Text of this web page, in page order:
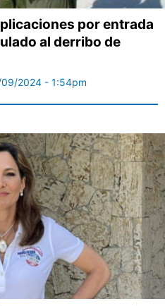
por entrada
al derribo de
09/2024 - 1:54pm